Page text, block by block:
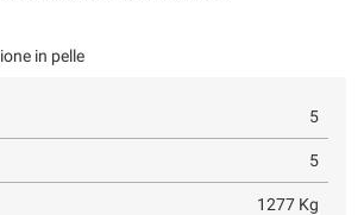
in pelle
5
5
1277 Kg